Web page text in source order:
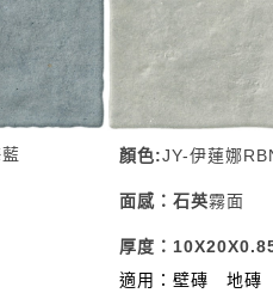
顏色:JY-伊蓮娜
面感：石英霧面
厚度：
適用：壁磚
地磚